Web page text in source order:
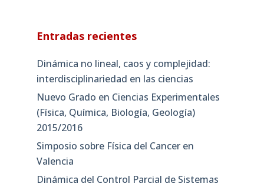
Entradas recientes
Dinámica no lineal, caos y complejidad:
interdisciplinariedad en las ciencias
Nuevo Grado en Ciencias Experimentales
(Física, Química, Biología, Geología)
2015/2016
Simposio sobre Física del Cancer en
Valencia
Dinámica del Control Parcial de Sistemas